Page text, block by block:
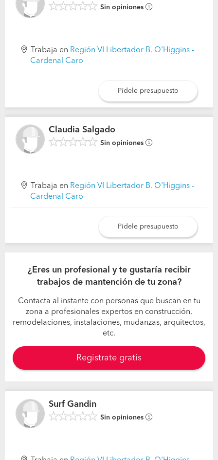
Sin opiniones
Trabaja en Región VI Libertador B. O'Higgins -
Cardenal Caro
Pídele presupuesto
Claudia Salgado
Sin opiniones
Trabaja en Región VI Libertador B. O'Higgins -
Cardenal Caro
Pídele presupuesto
¿Eres un profesional y te gustaría recibir
trabajos de mantención de tu zona?
Contacta al instante con personas que buscan en tu
zona a profesionales expertos en construcción,
remodelaciones, instalaciones, mudanzas, arquitectos,
etc.
Registrate gratis
Surf Gandin
Sin opiniones